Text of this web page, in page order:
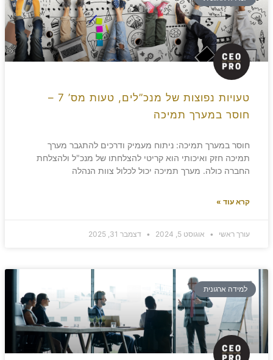
טעויות נפוצות של מנכ”לים, טעות מס’ 7 –
חוסר במערך תמיכה
חוסר במערך תמיכה: ניתוח מעמיק ודרכים להתגבר מערך
תמיכה חזק ואיכותי הוא קריטי להצלחתו של מנכ"ל ולהצלחת
החברה כולה. מערך תמיכה יכול לכלול צוות הנהלה
קרא עוד »
עורך ראשי אוגוסט 5, 2024 דצמבר 31, 2025
למידה ארגונית